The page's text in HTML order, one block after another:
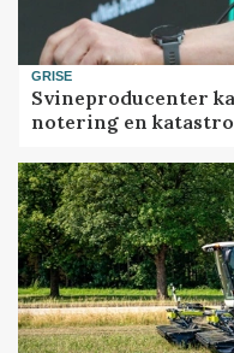
GRISE
Svineproducenter
notering en